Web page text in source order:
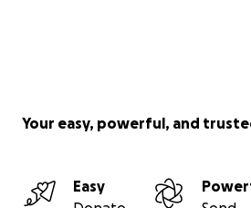
Your easy, powerful, and
Easy